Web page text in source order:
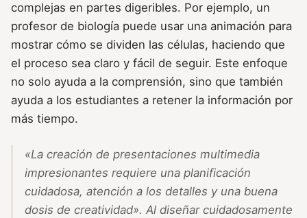
complejas en partes digeribles. Por ejemplo, un
profesor de biología puede usar una animación para
mostrar cómo se dividen las células, haciendo que
el proceso sea claro y fácil de seguir. Este enfoque
no solo ayuda a la comprensión, sino que también
ayuda a los estudiantes a retener la información por
más tiempo.
«La creación de presentaciones multimedia
impresionantes requiere una planificación
cuidadosa, atención a los detalles y una buena
dosis de creatividad». Al diseñar cuidadosamente